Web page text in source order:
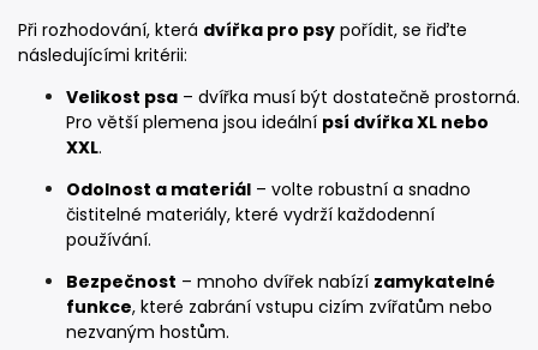
Při rozhodování, která dvířka pro psy pořídit, se řiďte
následujícími kritérii:
Velikost psa – dvířka musí být dostatečně prostorná.
Pro větší plemena jsou ideální psí dvířka XL nebo
XXL.
Odolnost a materiál – volte robustní a snadno
čistitelné materiály, které vydrží každodenní
používání.
Bezpečnost – mnoho dvířek nabízí zamykatelné
funkce, které zabrání vstupu cizím zvířatům nebo
nezvaným hostům.